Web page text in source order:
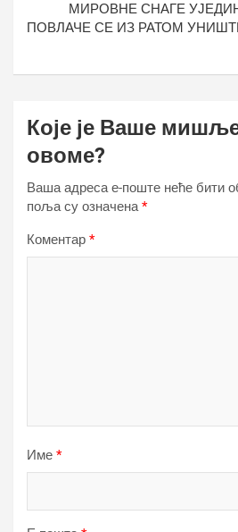
МИРОВНЕ СНАГЕ
ПОВЛАЧЕ СЕ ИЗ РАТОМ
Које је Ваше
овоме?
Ваша адреса е-поште неће бити
поља су означена*
Коментар *
Име *